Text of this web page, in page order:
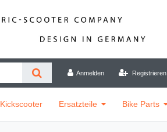
Anmelden Registrieren
Kickscooter Ersatzteile Bike Parts